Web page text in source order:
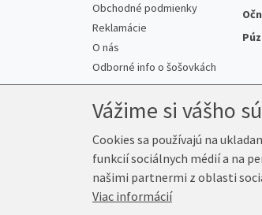
Obchodné podmienky
Reklamácie
O nás
Odborné info o šošovkách
© 2026 Kup-Šošovky.sk
Vážime si vášho
Cookies sa používajú na
funkcií sociálnych médií a na
našimi partnermi z oblasti
Viac informácií